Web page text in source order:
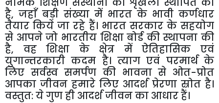
है, जहाँ बड़ी संख्या में भारत के भावी कर्णधार
तैयार किये जा रहे हैं। भारत सरकार के सहयोग
से आपने जो भारतीय शिक्षा बोर्ड की स्थापना की
है, वह शिक्षा के क्षेत्र में ऐतिहासिक
एवं
युगान्तरकारी कदम है। त्याग एवं परमार्थ के
लिए सर्वस्व समर्पण की भावना से ओत-प्रोत
आपका जीवन हमारे लिए आदर्श प्रेरणा स्रोत है।
वस्तुत:येगुणही आदर्शजीवनका आधारहैं।